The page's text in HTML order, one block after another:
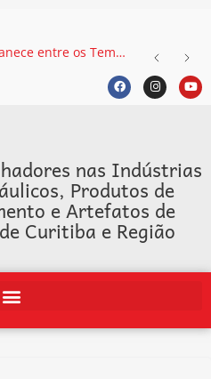
Intervalo intrajornada permanece entre os Temas mais recorrentes na Justiça do Trabalho e exige atenção das empresas
nas Indústrias
Produtos de
e Artefatos de
Curitiba e Região